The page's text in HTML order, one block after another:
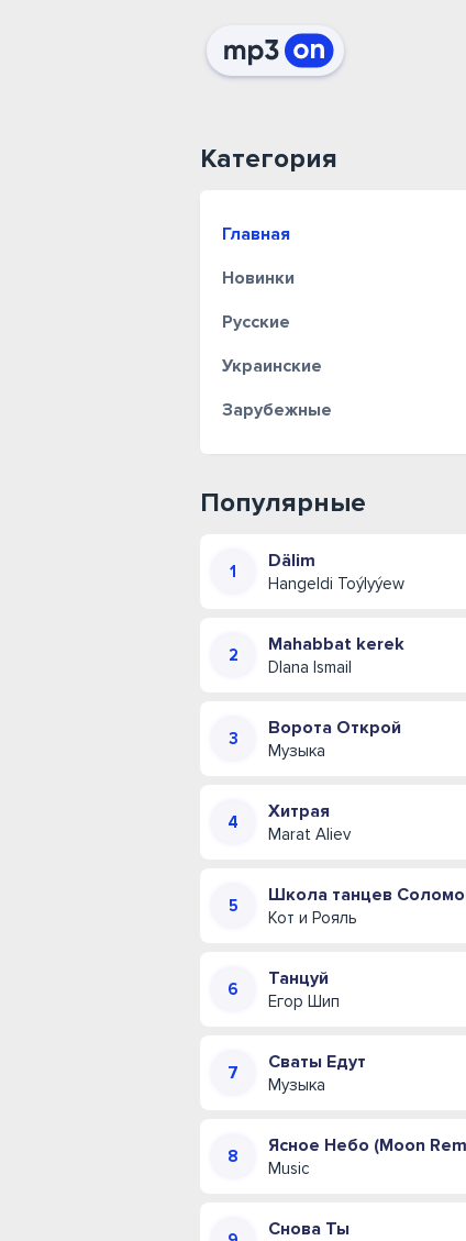
Категория
Главная
Новинки
Русские
Украинские
Зарубежные
Популярные
Dälim
Hangeldi Toýlyýew
Mahabbat kerek
DIana Ismail
Ворота Открой
Музыка
Хитрая
Marat Aliev
Кот и Рояль
Танцуй
Егор Шип
Сваты Едут
Музыка
Ясное Небо (Moon
Music
Снова Ты